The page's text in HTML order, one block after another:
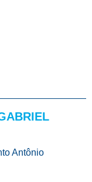
Antônio